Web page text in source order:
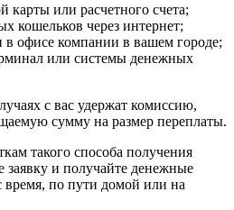
карты или расчетного счета;
кошельков через интернет;
офисе компании в вашем городе;
или системы денежных
с вас удержат комиссию,
сумму на размер переплаты.
такого способа получения
заявку и получайте денежные
время, по пути домой или на